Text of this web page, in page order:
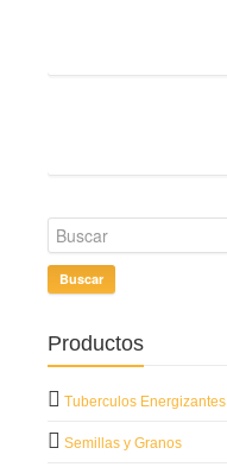
Buscar
Productos
Tuberculos Energizantes
Semillas y Granos